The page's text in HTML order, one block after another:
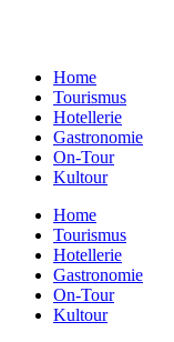
Home
Tourismus
Hotellerie
Gastronomie
On-Tour
Kultour
Home
Tourismus
Hotellerie
Gastronomie
On-Tour
Kultour